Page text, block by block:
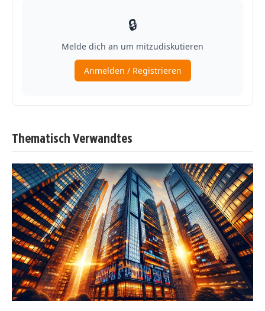
Thematisch Verwandtes